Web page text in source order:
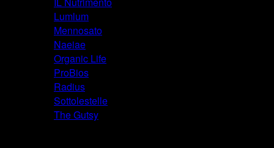
Lumlum
Mennosato
Naeiae
Organic Life
ProBios
Radius
Sottolestelle
The Gutsy